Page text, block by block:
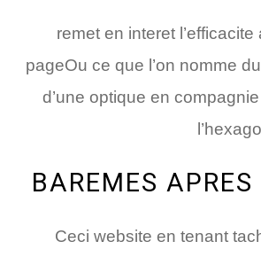
remet en interet l’efficacite
pageOu ce que l’on nomme
d’une optique en
BAREMES
Ceci website en tenant